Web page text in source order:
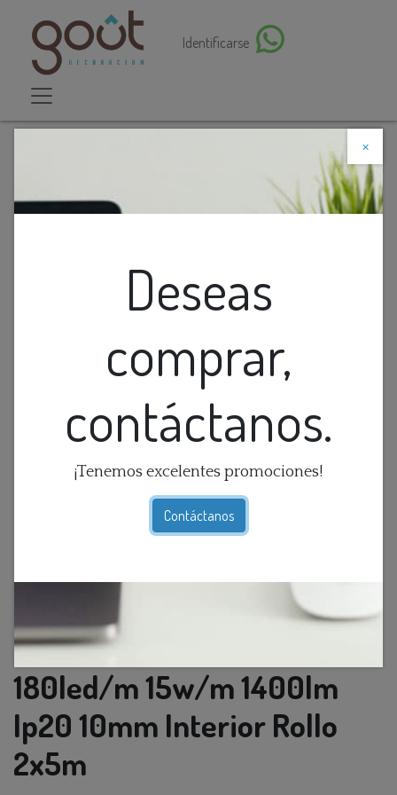
Identificarse
×
Deseas
comprar,
contáctanos.
¡Tenemos excelentes promociones!
Contáctanos
Descuento web
Cinta Led Smd 4K 24v 180led/m 15w/m 1400lm Ip20
Cinta Led Smd 4K 24v
180led/m 15w/m 1400lm
Ip20 10mm Interior Rollo
2x5m